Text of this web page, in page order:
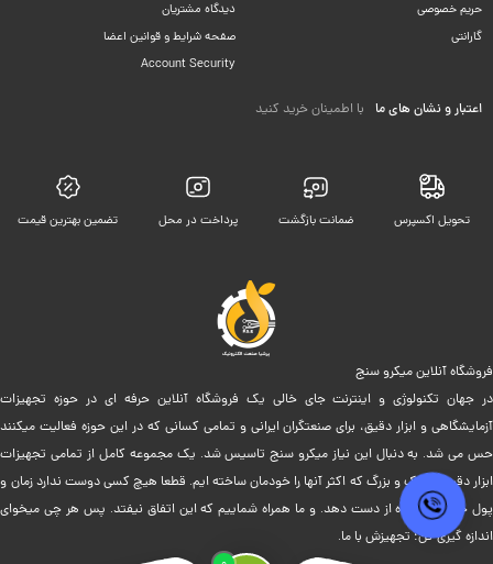
حریم خصوصی
گارانتی
دیدگاه مشتریان
صفحه شرایط و قوانین اعضا
Account Security
اعتبار و نشان های ما با اطمینان خرید کنید
تحویل اکسپرس ضمانت بازگشت پرداخت در محل تضمین بهترین قیمت
فروشگاه آنلاین میکرو سنج
در جهان تکنولوژی و اینترنت جای خالی یک فروشگاه آنلاین حرفه ای در حوزه تجهیزات
آزمایشگاهی و ابزار دقیق، برای صنعتگران ایرانی و تمامی کسانی که در این حوزه فعالیت میکنند
حس می شد. به دنبال این نیاز میکرو سنج تاسیس شد. یک مجموعه کامل از تمامی تجهیزات
ابزار دقیق کوچک و بزرگ که اکثر آنها را خودمان ساخته ایم. قطعا هیچ کسی دوست ندارد زمان و
پول خود را بیهوده از دست دهد. و ما همراه شماییم که این اتفاق نیفتد. پس هر چی میخوای
اندازه گیری کن؛ تجهیزش با ما.